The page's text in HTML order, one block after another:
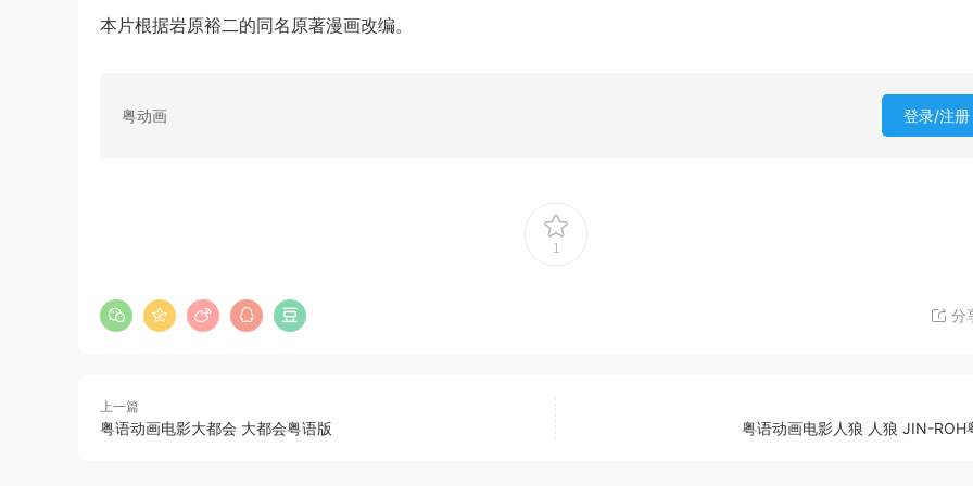
本片根据岩原裕二的同名原著漫画改编。
粤动画 登录/注册
1
分
上一篇
粤语动画电影大都会 大都会粤语版 粤语动画电影人狼 人狼 JIN-ROH